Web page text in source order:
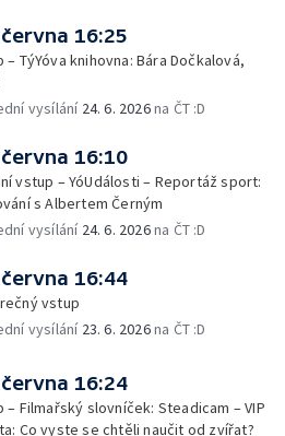
16:25
– TýYóva knihovna: Bára Dočkalová,
vysílání 24. 6. 2026na ČT :D
16:10
vstup – YóUdálosti – Reportáž sport:
s Albertem Černým
vysílání 24. 6. 2026na ČT :D
16:44
vstup
vysílání 23. 6. 2026na ČT :D
16:24
– Filmařský slovníček: Steadicam – VIP
Co vyste se chtěli naučit od zvířat?